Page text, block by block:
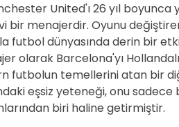
United'ı 26 yıl
bir menajerdir. Oyunu
futbol dünyasında derin bir
olarak Barcelona'yı
futbolun temellerini atan bir
eşsiz yeteneği, onu
biri haline getirmiştir.